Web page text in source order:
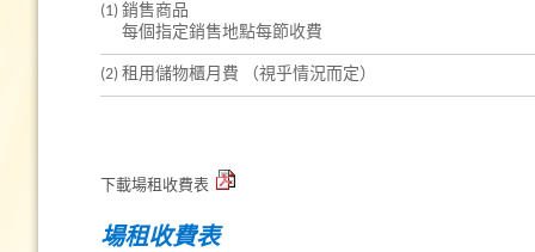
(1) 銷售商品
每個指定銷售地點每節收費
(2) 租用儲物櫃月費 （視乎情況而定）
下載場租收費表
場租收費表